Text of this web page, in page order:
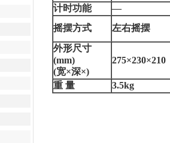
计时功能
―
摇摆方式
左右摇摆
外形尺寸
(mm)
(宽×深×)
275×230×210
重 量 3.5kg